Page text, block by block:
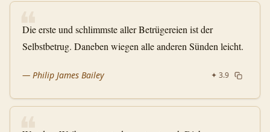
❝
Die erste und schlimmste aller Betrügereien ist der
Selbstbetrug. Daneben wiegen alle anderen Sünden leicht.
— Philip James Bailey ✦ 3.9